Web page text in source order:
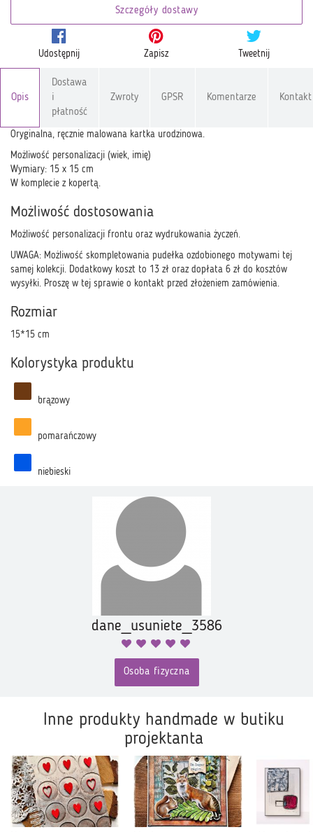
Szczegóły dostawy
Udostępnij Zapisz Tweetnij
Opis
Dostawa
i
płatność
Zwroty GPSR Komentarze Kontakt
Oryginalna, ręcznie malowana kartka urodzinowa.
Możliwość personalizacji (wiek, imię)
Wymiary: 15 x 15 cm
W komplecie z kopertą.
Możliwość dostosowania
Możliwość personalizacji frontu oraz wydrukowania życzeń.
UWAGA: Możliwość skompletowania pudełka ozdobionego motywami tej
samej kolekcji. Dodatkowy koszt to 13 zł oraz dopłata 6 zł do kosztów
wysyłki. Proszę w tej sprawie o kontakt przed złożeniem zamówienia.
Rozmiar
15*15 cm
Kolorystyka produktu
brązowy
pomarańczowy
niebieski
dane_usuniete_3586
Osoba fizyczna
Inne produkty handmade w butiku
projektanta